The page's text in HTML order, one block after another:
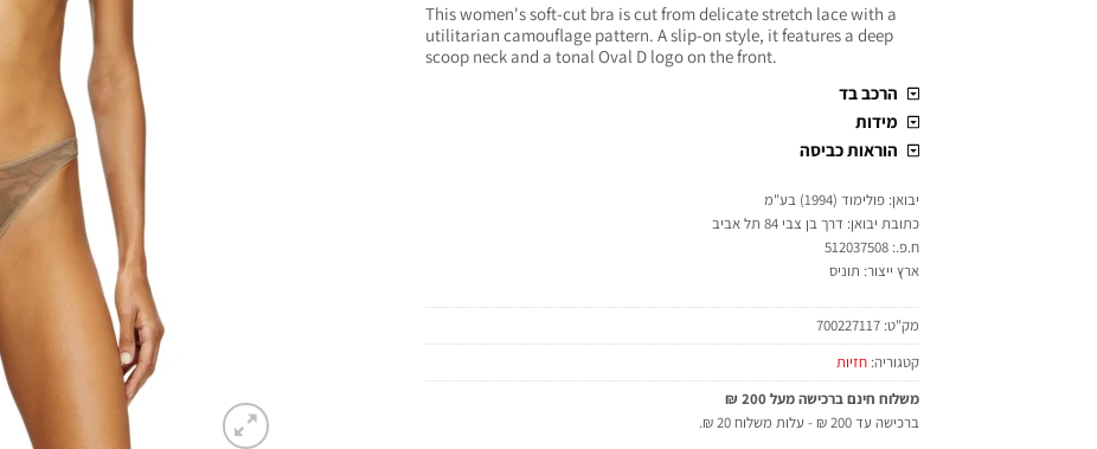
This women's soft-cut bra is cut from delicate stretch lace with a
utilitarian camouflage pattern. A slip-on style, it features a deep
scoop neck and a tonal Oval D logo on the front.
הרכב בד
מידות
הוראות כביסה
יבואן: פולימוד (1994) בע"מ
כתובת יבואן: דרך בן צבי 84 תל אביב
ח.פ.: 512037508
ארץ ייצור: תוניס
מק"ט: 700227117
קטגוריה: חזיות
משלוח חינם ברכישה מעל 200 ₪
ברכישה עד 200 ₪ - עלות משלוח 20 ₪.